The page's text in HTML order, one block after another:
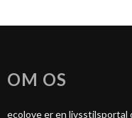
OM OS
ecolove er en